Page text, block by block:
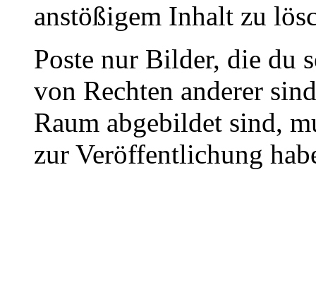
anstößigem Inhalt zu
Poste nur Bilder, die du
von Rechten anderer
Raum abgebildet sind,
zur Veröffentlichung